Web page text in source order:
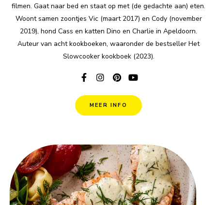
filmen. Gaat naar bed en staat op met (de gedachte aan) eten.
Woont samen zoontjes Vic (maart 2017) en Cody (november
2019), hond Cass en katten Dino en Charlie in Apeldoorn.
Auteur van acht kookboeken, waaronder de bestseller Het
Slowcooker kookboek (2023).
MEER INFO